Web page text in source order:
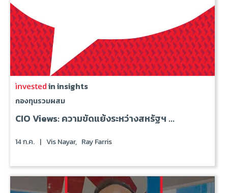
in insights
กองทุนรวมผสม
CIO Views: ความขัดแย้งระหว่างสหรัฐฯ ...
14 ก.ค. | Vis Nayar, Ray Farris